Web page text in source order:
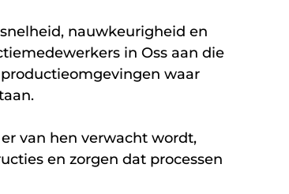
nauwkeurigheid en
in Oss aan die
waar
van hen verwacht wordt,
en zorgen dat processen